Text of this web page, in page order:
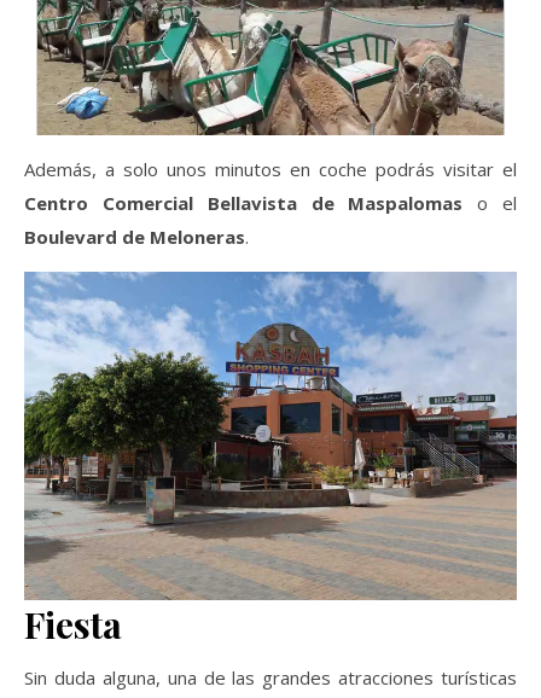
Además, a solo unos minutos en coche podrás visitar el
Centro Comercial Bellavista de Maspalomas o el
Boulevard de Meloneras.
Fiesta
Sin duda alguna, una de las grandes atracciones turísticas